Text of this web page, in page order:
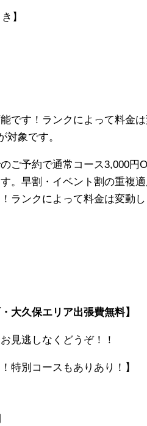
】
です！ランクによって料金は
象です。
ご予約で通常コース3,000
。早割・イベント割の重複
ランクによって料金は変動し
大久保エリア出張費無料】
見逃しなくどうぞ！！
特別コースもありあり！】